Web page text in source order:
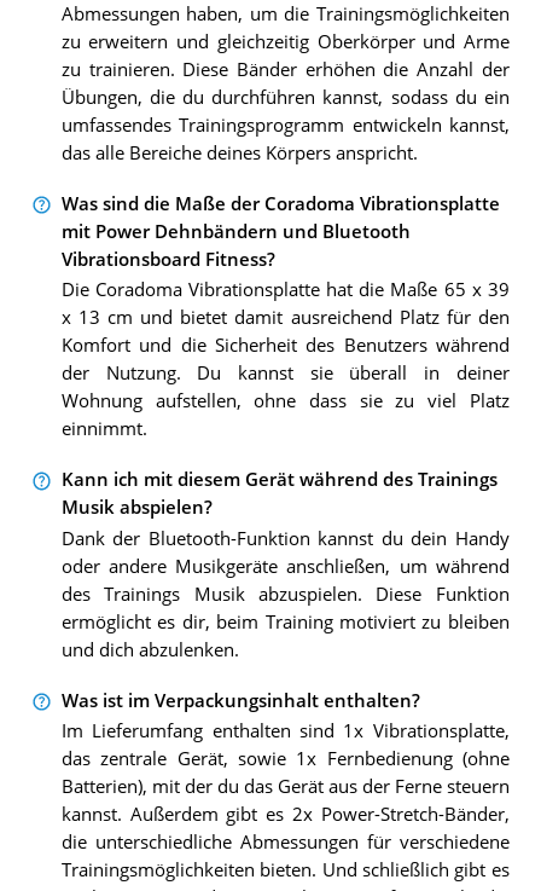
Abmessungen haben, um die Trainingsmöglichkeiten
zu erweitern und gleichzeitig Oberkörper und Arme
zu trainieren. Diese Bänder erhöhen die Anzahl der
Übungen, die du durchführen kannst, sodass du ein
umfassendes Trainingsprogramm entwickeln kannst,
das alle Bereiche deines Körpers anspricht.
Was sind die Maße der Coradoma Vibrationsplatte
mit Power Dehnbändern und Bluetooth
Vibrationsboard Fitness?
Die Coradoma Vibrationsplatte hat die Maße 65 x 39
x 13 cm und bietet damit ausreichend Platz für den
Komfort und die Sicherheit des Benutzers während
der Nutzung. Du kannst sie überall in deiner
Wohnung aufstellen, ohne dass sie zu viel Platz
einnimmt.
Kann ich mit diesem Gerät während des Trainings
Musik abspielen?
Dank der Bluetooth-Funktion kannst du dein Handy
oder andere Musikgeräte anschließen, um während
des Trainings Musik abzuspielen. Diese Funktion
ermöglicht es dir, beim Training motiviert zu bleiben
und dich abzulenken.
Was ist im Verpackungsinhalt enthalten?
Im Lieferumfang enthalten sind 1x Vibrationsplatte,
das zentrale Gerät, sowie 1x Fernbedienung (ohne
Batterien), mit der du das Gerät aus der Ferne steuern
kannst. Außerdem gibt es 2x Power-Stretch-Bänder,
die unterschiedliche Abmessungen für verschiedene
Trainingsmöglichkeiten bieten. Und schließlich gibt es